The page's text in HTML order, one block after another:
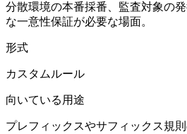
分散環境の本番採番、監査対象の
な一意性保証が必要な場面。
形式
カスタムルール
向いている用途
プレフィックスやサフィックス規